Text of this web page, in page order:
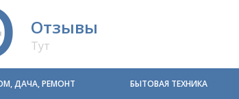
Отзывы
Тут
ДАЧА, РЕМОНТ БЫТОВАЯ ТЕХНИКА